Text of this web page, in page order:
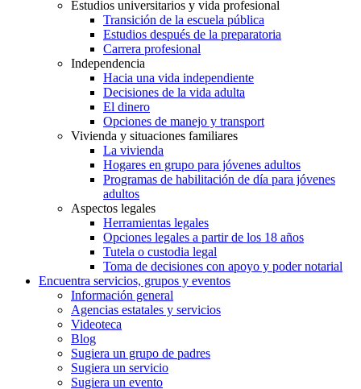
Estudios universitarios y vida profesional
Transición de la escuela pública
Estudios después de la preparatoria
Carrera profesional
Independencia
Hacia una vida independiente
Decisiones de la vida adulta
El dinero
Opciones de manejo y transport
Vivienda y situaciones familiares
La vivienda
Hogares en grupo para jóvenes adultos
Programas de habilitación de día para jóvenes
adultos
Aspectos legales
Herramientas legales
Opciones legales a partir de los 18 años
Tutela o custodia legal
Toma de decisiones con apoyo y poder notarial
Encuentra servicios, grupos y eventos
Información general
Agencias estatales y servicios
Videoteca
Blog
Sugiera un grupo de padres
Sugiera un servicio
Sugiera un evento